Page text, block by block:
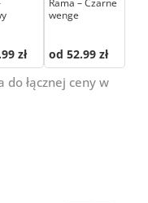
zł
Rama – Czarne
wenge
od 52.99 zł
łącznej ceny w